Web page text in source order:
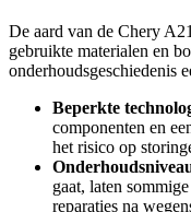
De aard van de Chery
gebruikte materialen en
onderhoudsgeschiedenis
Beperkte
componenten en
het risico op
gaat, laten
reparaties na